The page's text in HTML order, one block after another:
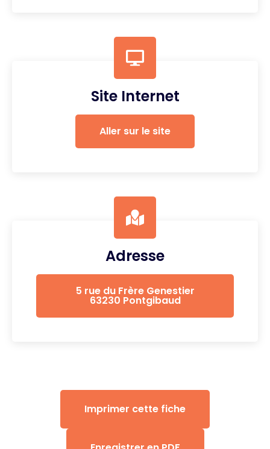
Site Internet
Aller sur le site
Adresse
5 rue du Frère Genestier
63230 Pontgibaud
Imprimer cette fiche